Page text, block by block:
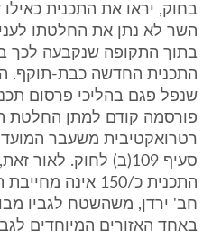
בחוק, יראו את התכנית
השר לא נתן את החלטתו
בתוך התקופה שנקבעה לכך
התכנית החדשה כבת-תוקף.
שנפל פגם בהליכי פרסום
פורסמה קודם למתן החלטת
רטרואקטיבית משעבר
סעיף 109(ב) לחוק.
התכנית כ/150
חב' ירדן, משהשטח לגביו
באחד האזורים המיוחדים